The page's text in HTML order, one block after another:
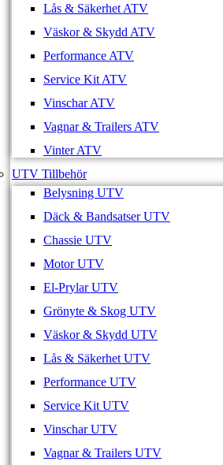
Lås & Säkerhet ATV
Väskor & Skydd ATV
Performance ATV
Service Kit ATV
Vinschar ATV
Vagnar & Trailers ATV
Vinter ATV
UTV Tillbehör
Belysning UTV
Däck & Bandsatser UTV
Chassie UTV
Motor UTV
El-Prylar UTV
Grönyte & Skog UTV
Väskor & Skydd UTV
Lås & Säkerhet UTV
Performance UTV
Service Kit UTV
Vinschar UTV
Vagnar & Trailers UTV